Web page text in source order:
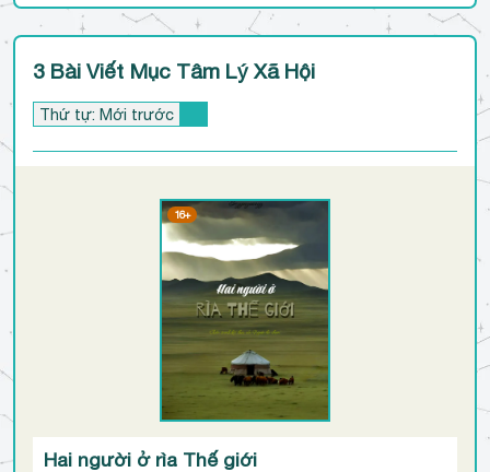
3 Bài Viết Mục Tâm Lý Xã Hội
16+
Hai người ở rìa Thế giới